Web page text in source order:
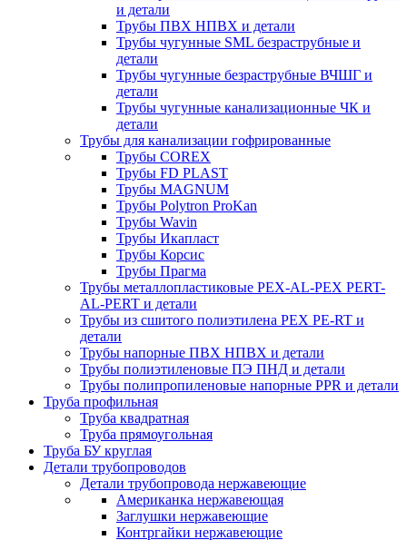
и детали
Трубы ПВХ НПВХ и детали
Трубы чугунные SML безраструбные и
детали
Трубы чугунные безраструбные ВЧШГ и
детали
Трубы чугунные канализационные ЧК и
детали
Трубы для канализации гофрированные
Трубы COREX
Трубы FD PLAST
Трубы MAGNUM
Трубы Polytron ProKan
Трубы Wavin
Трубы Икапласт
Трубы Корсис
Трубы Прагма
Трубы металлопластиковые PEX-AL-PEX PERT-
AL-PERT и детали
Трубы из сшитого полиэтилена PEX PE-RT и
детали
Трубы напорные ПВХ НПВХ и детали
Трубы полиэтиленовые ПЭ ПНД и детали
Трубы полипропиленовые напорные PPR и детали
Труба профильная
Труба квадратная
Труба прямоугольная
Труба БУ круглая
Детали трубопроводов
Детали трубопровода нержавеющие
Американка нержавеющая
Заглушки нержавеющие
Контргайки нержавеющие